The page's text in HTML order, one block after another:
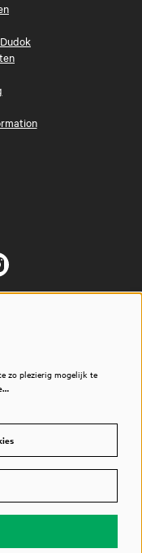
zo plezierig mogelijk te